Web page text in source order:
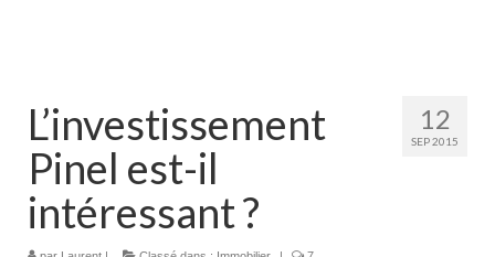
12
SEP 2015
L’investissement
Pinel est-il
intéressant ?